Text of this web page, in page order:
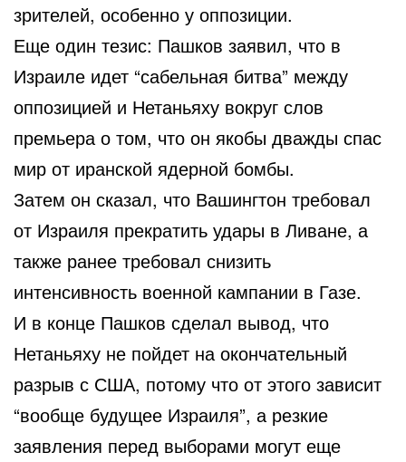
зрителей, особенно у оппозиции.
Еще один тезис: Пашков заявил, что в
Израиле идет “сабельная битва” между
оппозицией и Нетаньяху вокруг слов
премьера о том, что он якобы дважды спас
мир от иранской ядерной бомбы.
Затем он сказал, что Вашингтон требовал
от Израиля прекратить удары в Ливане, а
также ранее требовал снизить
интенсивность военной кампании в Газе.
И в конце Пашков сделал вывод, что
Нетаньяху не пойдет на окончательный
разрыв с США, потому что от этого зависит
“вообще будущее Израиля”, а резкие
заявления перед выборами могут еще